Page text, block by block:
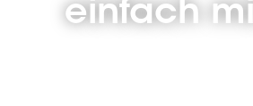
einfach